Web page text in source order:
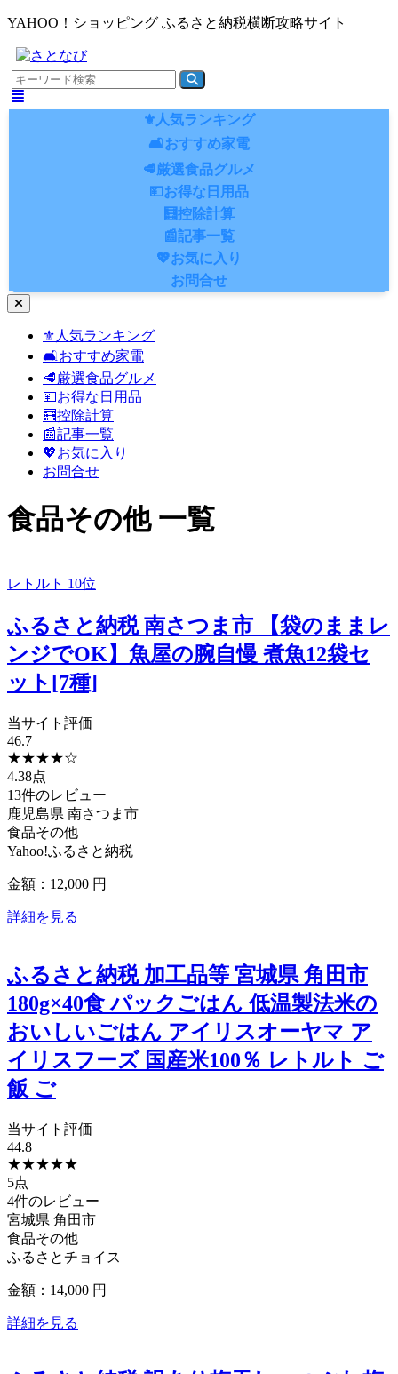
YAHOO！ショッピング ふるさと納税横断攻略サイト
⚜️人気ランキング
🛋️おすすめ家電
🥩厳選食品グルメ
💴お得な日用品
🧮控除計算
📰記事一覧
💖お気に入り
お問合せ
ナ
⚜️人気ランキング
🛋️おすすめ家電
🥩厳選食品グルメ
💴お得な日用品
🧮控除計算
📰記事一覧
💖お気に入り
お問合せ
食品その他 一覧
レトルト 10位
ふるさと納税 南さつま市 【袋のままレ
ンジでOK】魚屋の腕自慢 煮魚12袋セ
ット[7種]
当サイト評価
46.7
★★★★☆
4.38点
13件のレビュー
鹿児島県 南さつま市
食品その他
Yahoo!ふるさと納税
金額：12,000 円
詳細を見る
ふるさと納税 加工品等 宮城県 角田市
180g×40食 パックごはん 低温製法米の
おいしいごはん アイリスオーヤマ ア
イリスフーズ 国産米100％ レトルト ご
飯 ご
当サイト評価
44.8
★★★★★
5点
4件のレビュー
宮城県 角田市
食品その他
ふるさとチョイス
金額：14,000 円
詳細を見る